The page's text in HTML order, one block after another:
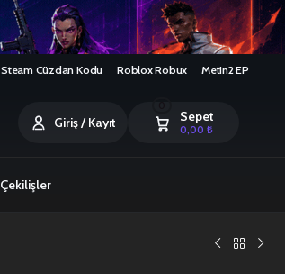
Steam Cüzdan Kodu Roblox Robux Metin2 EP
Giriş / Kayıt Sepet
0,00₺
Çekilişler